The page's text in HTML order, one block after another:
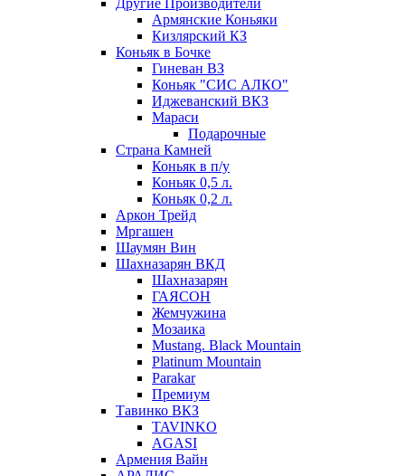
Другие Производители
Армянские Коньяки
Кизлярский КЗ
Коньяк в Бочке
Гиневан ВЗ
Коньяк "СИС АЛКО"
Иджеванский ВКЗ
Мараси
Подарочные
Страна Камней
Коньяк в п/у
Коньяк 0,5 л.
Коньяк 0,2 л.
Аркон Трейд
Мргашен
Шаумян Вин
Шахназарян ВКД
Шахназарян
ГАЯСОН
Жемчужина
Мозаика
Mustang. Black Mountain
Platinum Mountain
Parakar
Премиум
Тавинко ВКЗ
TAVINKO
AGASI
Армения Вайн